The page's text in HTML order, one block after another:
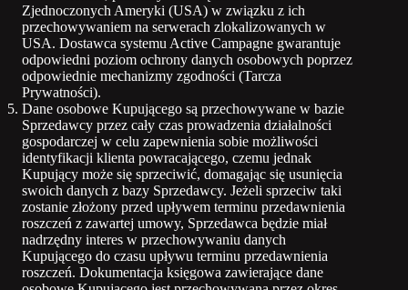
Zjednoczonych Ameryki (USA) w związku z ich
przechowywaniem na serwerach zlokalizowanych w
USA. Dostawca systemu Active Campagne gwarantuje
odpowiedni poziom ochrony danych osobowych poprzez
odpowiednie mechanizmy zgodności (Tarcza
Prywatności).
Dane osobowe Kupującego są przechowywane w bazie
Sprzedawcy przez cały czas prowadzenia działalności
gospodarczej w celu zapewnienia sobie możliwości
identyfikacji klienta powracającego, czemu jednak
Kupujący może się sprzeciwić, domagając się usunięcia
swoich danych z bazy Sprzedawcy. Jeżeli sprzeciw taki
zostanie złożony przed upływem terminu przedawnienia
roszczeń z zawartej umowy, Sprzedawca będzie miał
nadrzędny interes w przechowywaniu danych
Kupującego do czasu upływu terminu przedawnienia
roszczeń. Dokumentacja księgowa zawierające dane